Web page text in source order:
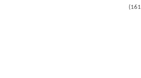
161